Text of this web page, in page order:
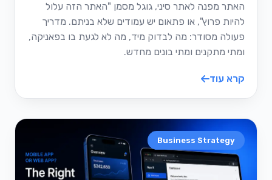
האתר מפנה לאתר סיני, גוגל מסמן "האתר הזה עלול
להיות פרוץ", או פתאום יש עמודים שלא בניתם. מדריך
פעולה מסודר: מה לבדוק מיד, מה לא לגעת בו בפאניקה,
ומתי מתקנים ומתי בונים מחדש.
קרא עוד
Business Strategy